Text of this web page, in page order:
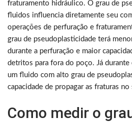
fraturamento hidráulico. O grau de
fluidos influencia diretamente seu
operações de perfuração e
grau de pseudoplasticidade terá
durante a perfuração e maior
detritos para fora do poço. Já
um fluido com alto grau de
capacidade de propagar as fraturas
Como medir o